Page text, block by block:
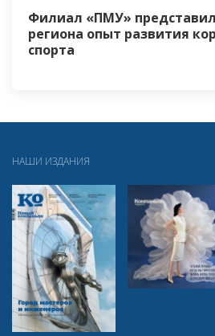
Филиал «ПМУ»
региона опыт развития
спорта
НАШИ ИЗДАНИЯ